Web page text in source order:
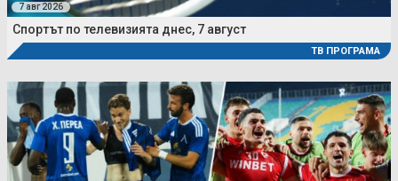
7 авг 2026
Спортът по телевизията днес, 7 август
ТВ ПРОГРАМА